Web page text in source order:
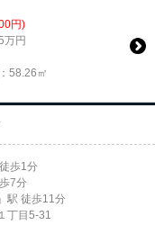
円)
万円
58.26㎡
歩1分
7分
」駅 徒歩11分
１丁目5-31